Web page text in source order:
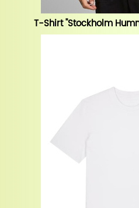
T-Shirt "Stockholm